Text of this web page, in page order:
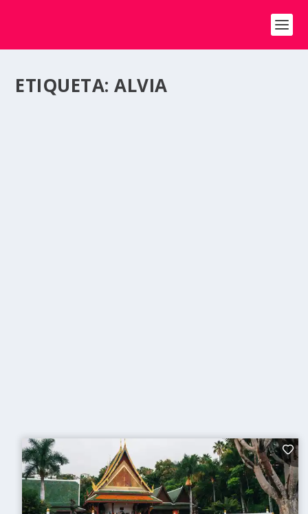
ETIQUETA:ALVIA